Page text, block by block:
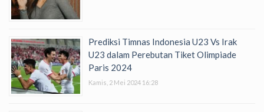
Prediksi Timnas Indonesia U23 Vs Irak
U23 dalam Perebutan Tiket Olimpiade
Paris 2024
Kamis, 2 Mei 2024 16:28